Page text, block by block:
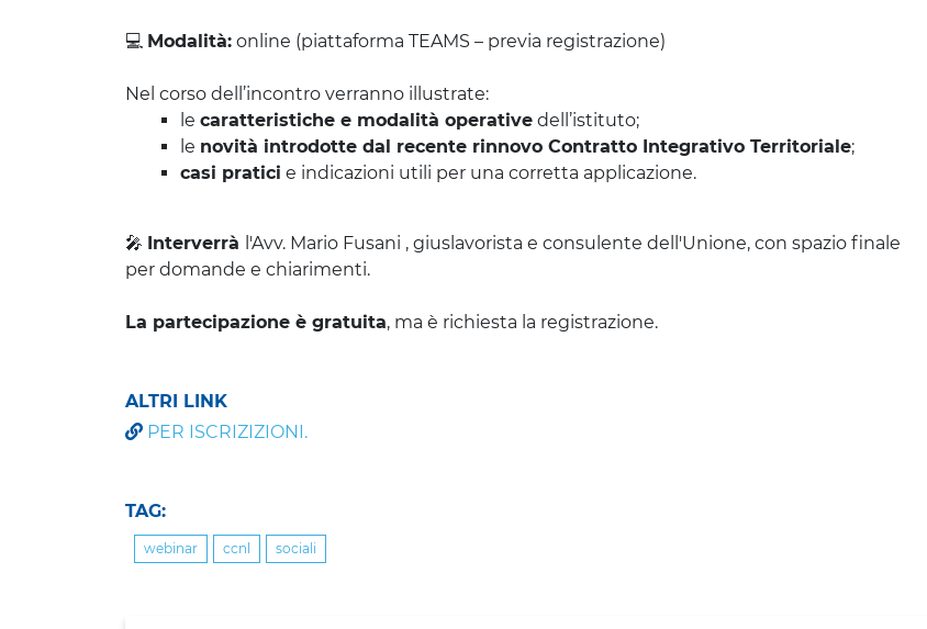
💻 Modalità: online (piattaforma TEAMS – previa registrazione)
Nel corso dell’incontro verranno illustrate:
le caratteristiche e modalità operative dell’istituto;
le novità introdotte dal recente rinnovo Contratto Integrativo Territoriale;
casi pratici e indicazioni utili per una corretta applicazione.
🎤 Interverrà l'Avv. Mario Fusani , giuslavorista e consulente dell'Unione, con spazio finale
per domande e chiarimenti.
La partecipazione è gratuita, ma è richiesta la registrazione.
ALTRI LINK
PER ISCRIZIZIONI.
TAG:
webinar ccnl sociali